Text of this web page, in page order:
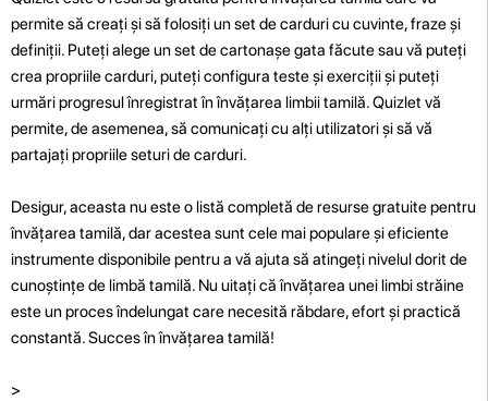
permite să creați și să folosiți un set de carduri cu cuvinte, fraze și
definiții. Puteți alege un set de cartonașe gata făcute sau vă puteți
crea propriile carduri, puteți configura teste și exerciții și puteți
urmări progresul înregistrat în învățarea limbii tamilă. Quizlet vă
permite, de asemenea, să comunicați cu alți utilizatori și să vă
partajați propriile seturi de carduri.
Desigur, aceasta nu este o listă completă de resurse gratuite pentru
învățarea tamilă, dar acestea sunt cele mai populare și eficiente
instrumente disponibile pentru a vă ajuta să atingeți nivelul dorit de
cunoștințe de limbă tamilă. Nu uitați că învățarea unei limbi străine
este un proces îndelungat care necesită răbdare, efort și practică
constantă. Succes în învățarea tamilă!
>